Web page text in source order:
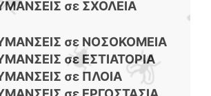
σε ΣΧΟΛΕΙΑ
σε ΝΟΣΟΚΟΜΕΙΑ
σε ΕΣΤΙΑΤΟΡΙΑ
σε ΠΛΟΙΑ